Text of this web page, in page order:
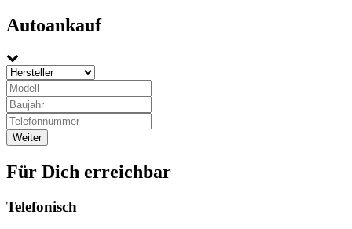
Autoankauf
Für Dich erreichbar
Telefonisch